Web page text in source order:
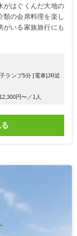
がはぐくんだ大地の
類の会席料理を楽し
がいる家族旅行にも
ランプ5分 [電車]JR近
円〜／1人